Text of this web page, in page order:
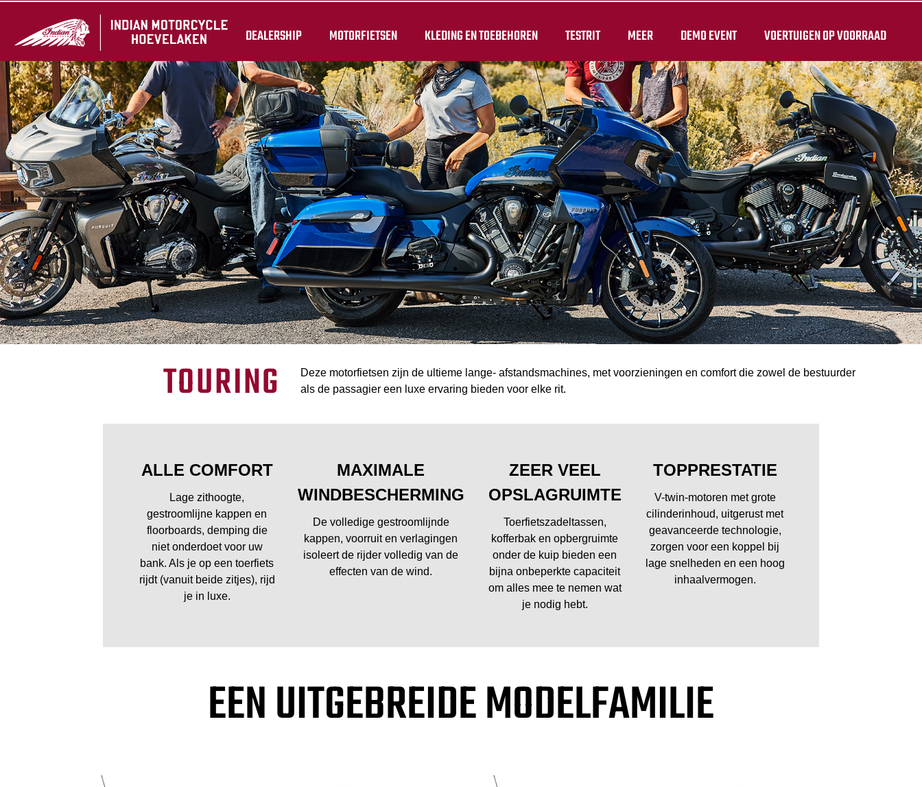
DEALERSHIP MOTORFIETSEN KLEDING EN TOEBEHOREN TESTRIT MEER DEMO EVENT VOERTUIGEN OP VOORRAAD
TOURING
Deze motorfietsen zijn de ultieme lange- afstandsmachines, met voorzieningen en comfort die zowel de bestuurder
als de passagier een luxe ervaring bieden voor elke rit.
ALLE COMFORT
Lage zithoogte,
gestroomlijne kappen en
floorboards, demping die
niet onderdoet voor uw
bank. Als je op een toerfiets
rijdt (vanuit beide zitjes), rijd
je in luxe.
MAXIMALE
WINDBESCHERMING
De volledige gestroomlijnde
kappen, voorruit en verlagingen
isoleert de rijder volledig van de
effecten van de wind.
ZEER VEEL
OPSLAGRUIMTE
Toerfietszadeltassen,
kofferbak en opbergruimte
onder de kuip bieden een
bijna onbeperkte capaciteit
om alles mee te nemen wat
je nodig hebt.
TOPPRESTATIE
V-twin-motoren met grote
cilinderinhoud, uitgerust met
geavanceerde technologie,
zorgen voor een koppel bij
lage snelheden en een hoog
inhaalvermogen.
EEN UITGEBREIDE MODELFAMILIE